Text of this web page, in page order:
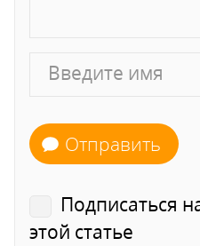
Отправить
Подписаться
этой статье